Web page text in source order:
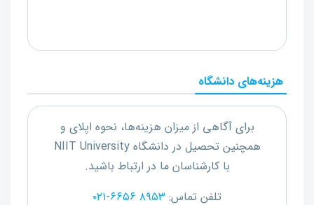
هزینه‌های دانشگاه
برای آگاهی از میزان هزینه‌ها، نحوه اپلای و
همچنین تحصیل در دانشگاهNIIT University
با کارشناسان ما در ارتباط باشید.
تلفن تماس: ۰۲۱-۶۶۵۶ ۸۹۵۳